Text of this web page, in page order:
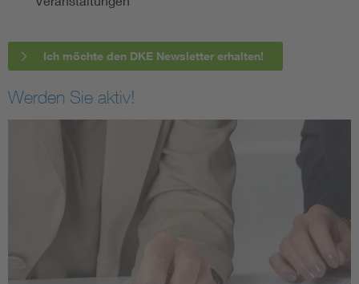
Ich möchte den DKE Newsletter erhalten!
Werden Sie aktiv!